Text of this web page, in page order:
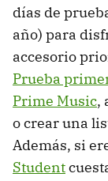
días de
año) para
accesorio
Prueba
Prime Music,
o crear una
Además, si
Student